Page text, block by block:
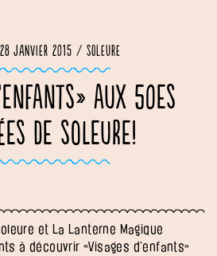
janvier 2015 / Soleure
AUX 50ES
DE SOLEURE!
et La Lanterne Magique
à découvrir «Visages d’enfants»